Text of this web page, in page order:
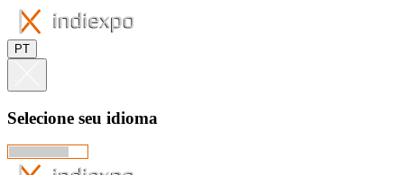
PT
Selecione seu idioma